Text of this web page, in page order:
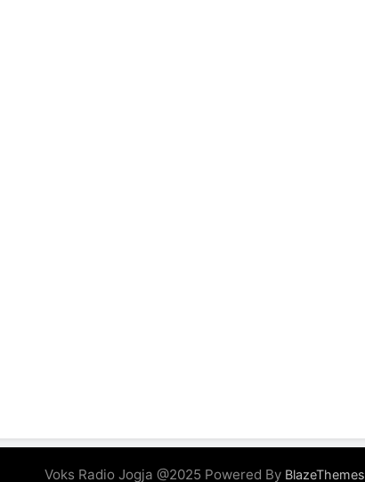
Voks Radio Jogja @2025 Powered By BlazeThemes